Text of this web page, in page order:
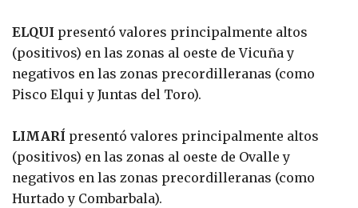
ELQUI presentó valores principalmente altos
(positivos) en las zonas al oeste de Vicuña y
negativos en las zonas precordilleranas (como
Pisco Elqui y Juntas del Toro).
LIMARÍ presentó valores principalmente altos
(positivos) en las zonas al oeste de Ovalle y
negativos en las zonas precordilleranas (como
Hurtado y Combarbala).